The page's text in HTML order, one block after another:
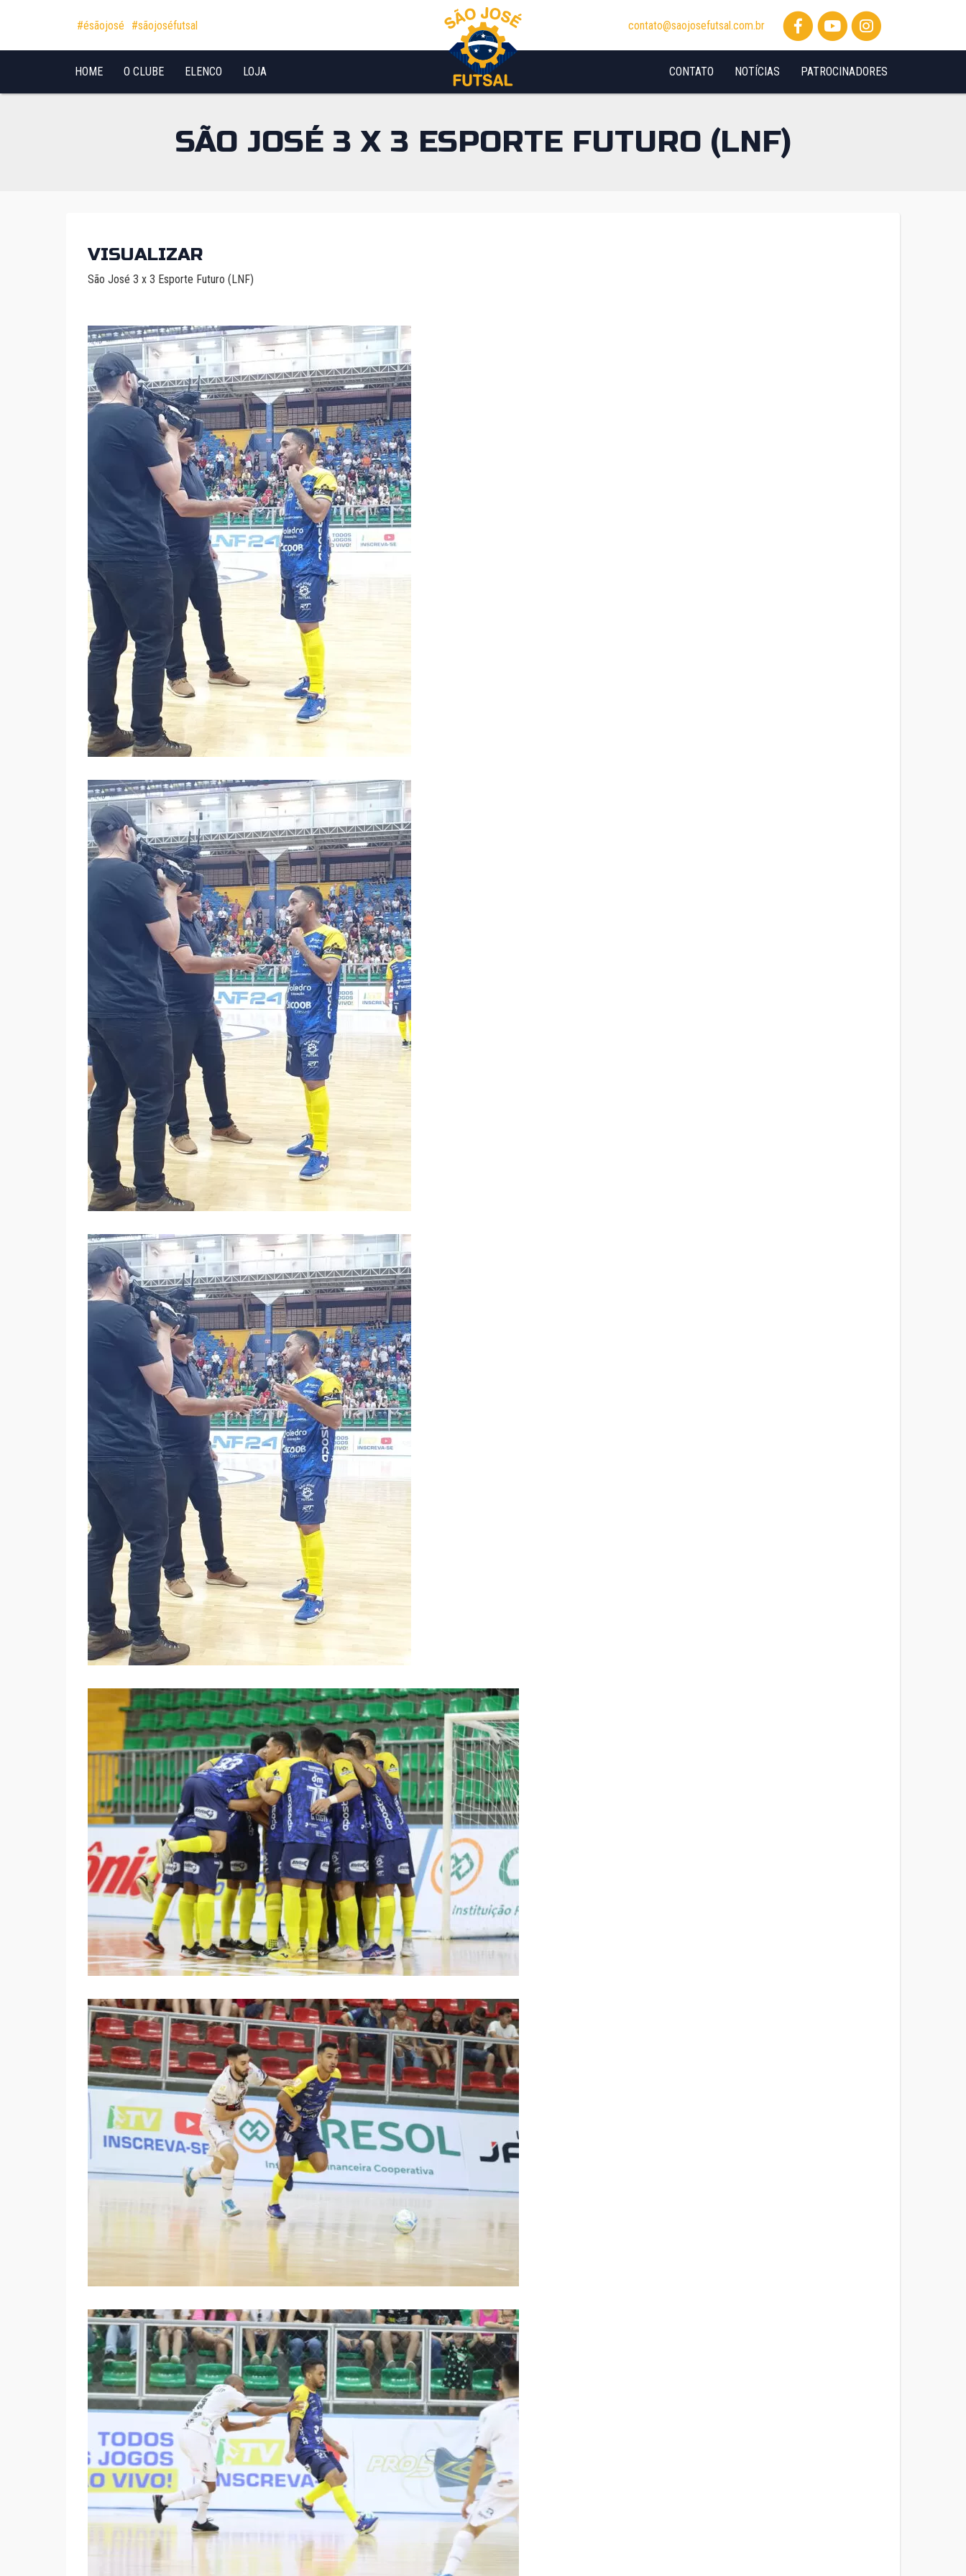
Pular para o conteúdo
#ésãojosé #sãojoséfutsal contato@saojosefutsal.com.br
HOME O CLUBE ELENCO LOJA PATROCINADORES
NOTÍCIAS
CONTATO
SÃO JOSÉ 3 X 3 ESPORTE FUTURO (LNF)
VISUALIZAR
São José 3 x 3 Esporte Futuro (LNF)